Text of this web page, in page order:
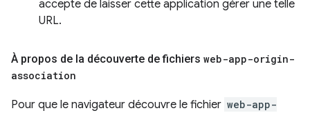
accepte de laisser cette application gérer une telle
URL.
À propos de la découverte de fichiers web-app-origin-
association
Pour que le navigateur découvre le fichier web-app-